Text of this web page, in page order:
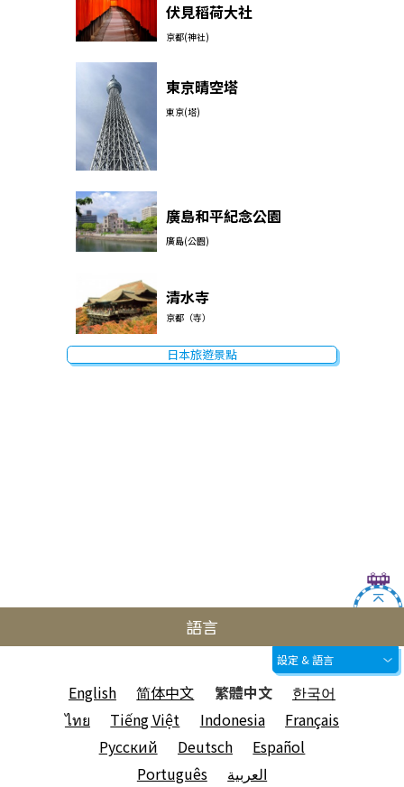
伏見稻荷大社
京都(神社)
東京晴空塔
東京(塔)
廣島和平紀念公園
廣島(公園)
清水寺
京都（寺）
日本旅遊景點
語言
設定 & 語言
English 简体中文 繁體中文
한국어
ไทย
Tiếng Việt Indonesia
Français
Русский
Deutsch
Español
Português
العربية